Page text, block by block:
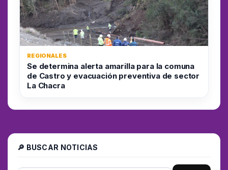
REGIONALES
Se determina alerta amarilla para la comuna
de Castro y evacuación preventiva de sector
La Chacra
🔎 BUSCAR NOTICIAS